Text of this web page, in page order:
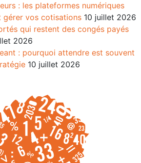
: les plateformes numériques
vos cotisations 10 juillet 2026
qui restent des congés payés
2026
: pourquoi attendre est souvent
10 juillet 2026